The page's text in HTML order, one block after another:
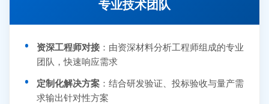
专业技术团队
资深工程师对接 ：由资深材料分析工程师组成的专业
团队，快速响应需求
定制化解决方案 ：结合研发验证、投标验收与量产需
求输出针对性方案